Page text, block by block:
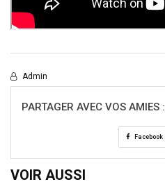
Admin
PARTAGER AVEC VOS AMIES :
Facebook
VOIR AUSSI